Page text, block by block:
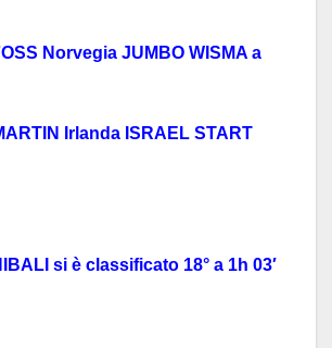
Norvegia JUMBO WISMA a
Irlanda ISRAEL START
si è classificato 18° a 1h 03′